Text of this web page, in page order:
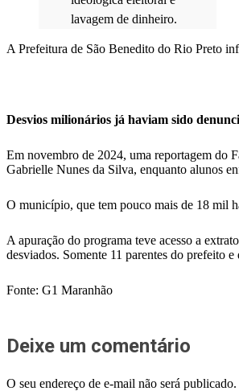
lavagem de dinheiro.
A Prefeitura de São Benedito do Rio Preto
Desvios milionários já haviam sido
Em novembro de 2024, uma reportagem do
Gabrielle Nunes da Silva, enquanto alunos
O município, que tem pouco mais de 18 mil
A apuração do programa teve acesso a
desviados. Somente 11 parentes do prefeito
Fonte: G1 Maranhão
Deixe um comentário
O seu endereço de e-mail não será publicado.